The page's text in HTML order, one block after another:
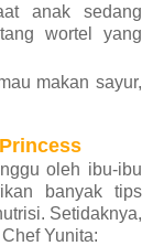
anak sedang
wortel yang
makan sayur,
oleh ibu-ibu
banyak tips
Setidaknya,
Yunita: